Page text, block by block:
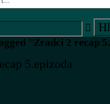
"Zradci 2 recap
5.epizoda